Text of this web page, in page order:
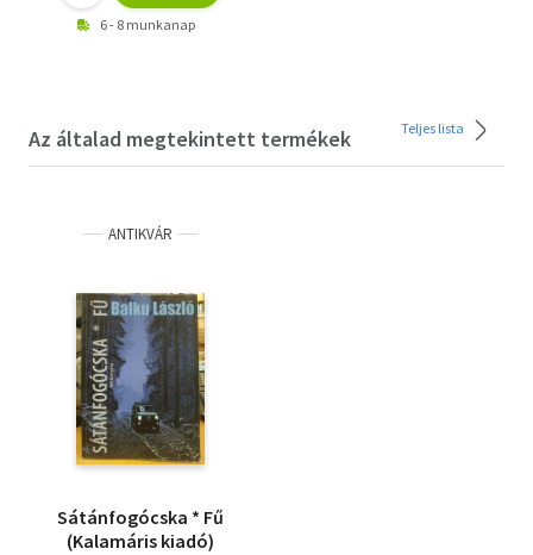
6 - 8 munkanap
Az általad megtekintett termékek Teljes lista
ANTIKVÁR
Sátánfogócska * Fű
(Kalamáris kiadó)